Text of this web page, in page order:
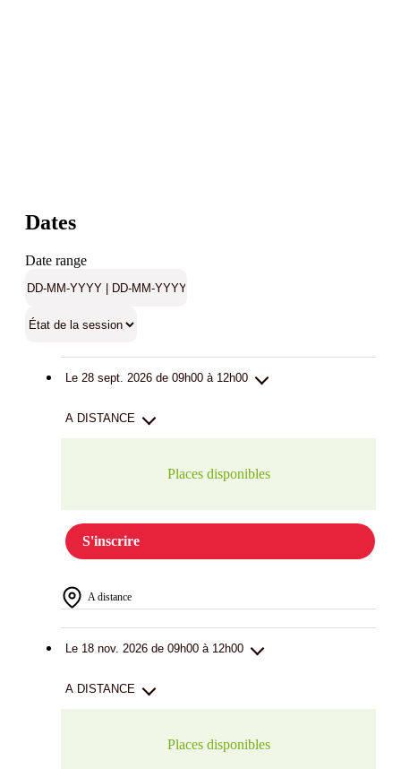
Dates
Date range
Le 28 sept. 2026 de 09h00 à 12h00
A DISTANCE
Places disponibles
S'inscrire
A distance
Le 18 nov. 2026 de 09h00 à 12h00
A DISTANCE
Places disponibles